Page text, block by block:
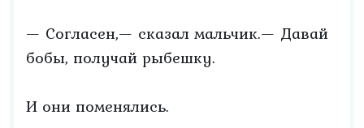
— Согласен,— сказал мальчик.— Давай
бобы, получай рыбешку.
И они поменялись.